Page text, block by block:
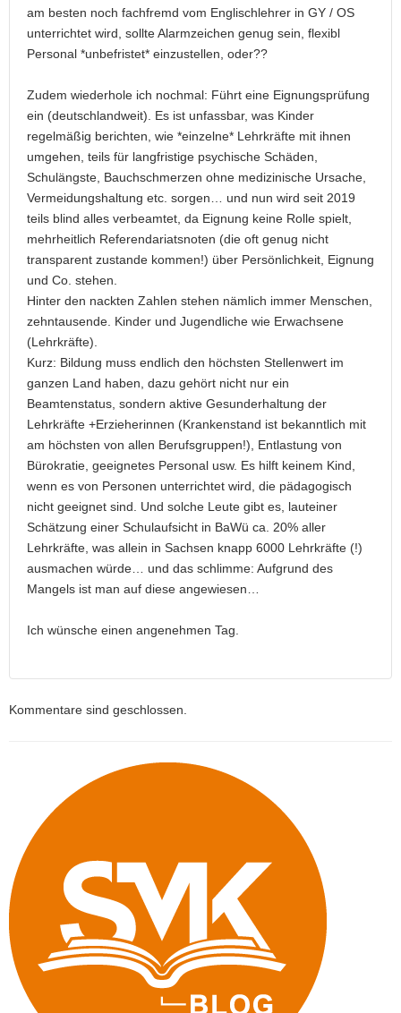
am besten noch fachfremd vom Englischlehrer in GY / OS
unterrichtet wird, sollte Alarmzeichen genug sein, flexibl
Personal *unbefristet* einzustellen, oder??
Zudem wiederhole ich nochmal: Führt eine Eignungsprüfung
ein (deutschlandweit). Es ist unfassbar, was Kinder
regelmäßig berichten, wie *einzelne* Lehrkräfte mit ihnen
umgehen, teils für langfristige psychische Schäden,
Schulängste, Bauchschmerzen ohne medizinische Ursache,
Vermeidungshaltung etc. sorgen… und nun wird seit 2019
teils blind alles verbeamtet, da Eignung keine Rolle spielt,
mehrheitlich Referendariatsnoten (die oft genug nicht
transparent zustande kommen!) über Persönlichkeit, Eignung
und Co. stehen.
Hinter den nackten Zahlen stehen nämlich immer Menschen,
zehntausende. Kinder und Jugendliche wie Erwachsene
(Lehrkräfte).
Kurz: Bildung muss endlich den höchsten Stellenwert im
ganzen Land haben, dazu gehört nicht nur ein
Beamtenstatus, sondern aktive Gesunderhaltung der
Lehrkräfte +Erzieherinnen (Krankenstand ist bekanntlich mit
am höchsten von allen Berufsgruppen!), Entlastung von
Bürokratie, geeignetes Personal usw. Es hilft keinem Kind,
wenn es von Personen unterrichtet wird, die pädagogisch
nicht geeignet sind. Und solche Leute gibt es, lauteiner
Schätzung einer Schulaufsicht in BaWü ca. 20% aller
Lehrkräfte, was allein in Sachsen knapp 6000 Lehrkräfte (!)
ausmachen würde… und das schlimme: Aufgrund des
Mangels ist man auf diese angewiesen…
Ich wünsche einen angenehmen Tag.
Kommentare sind geschlossen.